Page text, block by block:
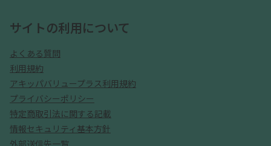
サイトの利用について
よくある質問
利用規約
アキッパバリュープラス利用規約
プライバシーポリシー
特定商取引法に関する記載
情報セキュリティ基本方針